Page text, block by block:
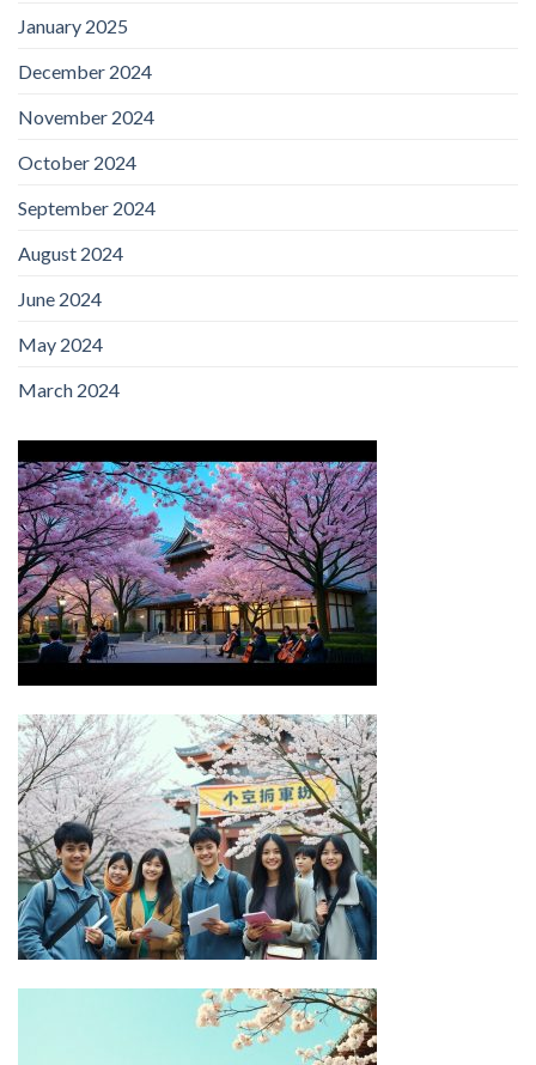
January 2025
December 2024
November 2024
October 2024
September 2024
August 2024
June 2024
May 2024
March 2024